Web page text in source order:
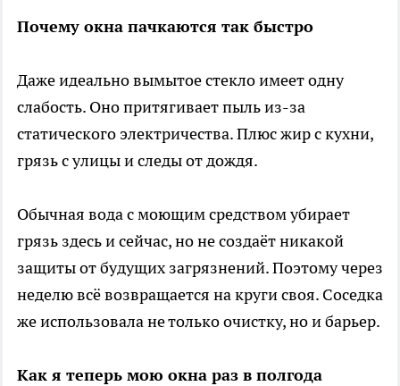
Почему окна пачкаются так быстро
Даже идеально вымытое стекло имеет одну
слабость. Оно притягивает пыль из-за
статического электричества. Плюс жир с кухни,
грязь с улицы и следы от дождя.
Обычная вода с моющим средством убирает
грязь здесь и сейчас, но не создаёт никакой
защиты от будущих загрязнений. Поэтому через
неделю всё возвращается на круги своя. Соседка
же использовала не только очистку, но и барьер.
Как я теперь мою окна раз в полгода